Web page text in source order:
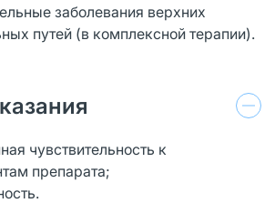
заболевания верхних
путей (в комплексной терапии).
чувствительность к
препарата;